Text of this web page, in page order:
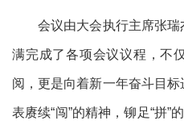
会议由大会执行主席张瑞
满完成了各项会议议程，不
阅，更是向着新一年奋斗目
表赓续“闯”的精神，铆足“拼”